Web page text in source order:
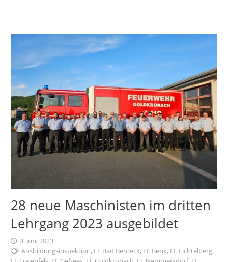
28 neue Maschinisten im dritten
Lehrgang 2023 ausgebildet
4. Juni 2023
Ausbildungsinspektion, FF Bad Berneck, FF Benk, FF Fichtelberg,